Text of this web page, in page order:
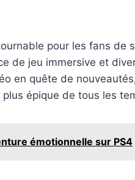
pour les fans de
de jeu immersive et
en quête de
épique de tous les
émotionnelle sur PS4